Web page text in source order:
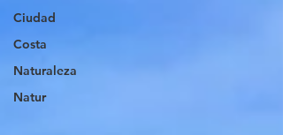
Ciudad
Costa
Naturaleza
Natur